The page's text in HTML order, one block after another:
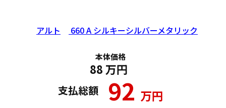
走行距離（km） 車検有無
有
アルト 660 A シルキーシルバーメタリック
本体価格
88万円
支払総額 92 万円